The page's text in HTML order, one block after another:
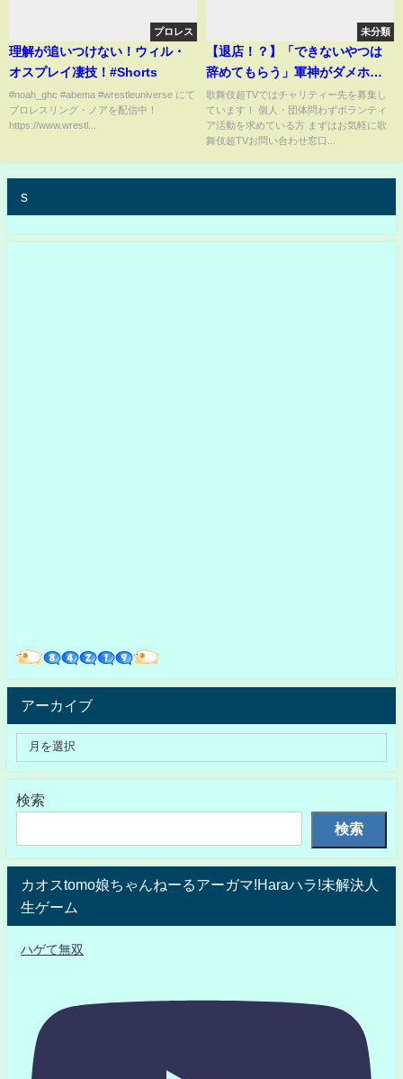
プロレス
理解が追いつけない！ウィル・
オスプレイ凄技！#Shorts
#noah_ghc #abema #wrestleuniverse にて
プロレスリング・ノアを配信中！
https://www.wrestl...
未分類
【退店！？】「できないやつは
辞めてもらう」軍神がダメホス
トに戦力外通告を言い渡す！
歌舞伎超TVではチャリティー先を募集し
ています！ 個人・団体問わずボランティ
ア活動を求めている方 まずはお気軽に歌
舞伎超TVお問い合わせ窓口...
s
アーカイブ
検索
検索
カオスtomo娘ちゃんねーるアーガマ!Haraハラ!未解決人
生ゲーム
ハゲて無双